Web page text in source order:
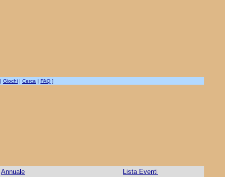
| Giochi | Cerca | FAQ ]
Annuale Lista Eventi